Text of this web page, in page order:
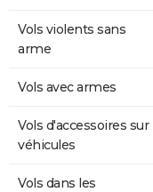
Vols violents sans
arme
Vols avec armes
Vols d'accessoires sur
véhicules
Vols dans les